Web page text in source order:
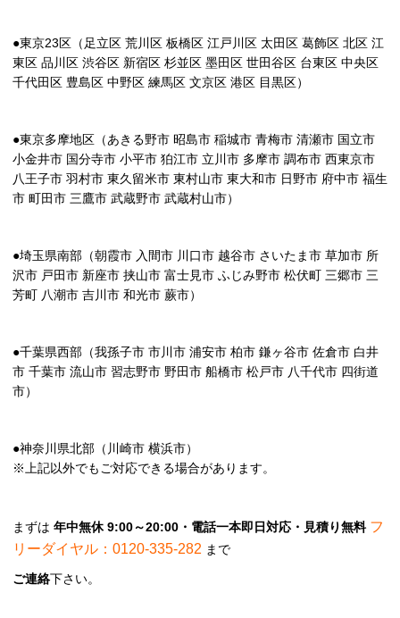
●東京23区（足立区 荒川区 板橋区 江戸川区 太田区 葛飾区 北区 江
東区 品川区 渋谷区 新宿区 杉並区 墨田区 世田谷区 台東区 中央区
千代田区 豊島区 中野区 練馬区 文京区 港区 目黒区）
●東京多摩地区（あきる野市 昭島市 稲城市 青梅市 清瀬市 国立市
小金井市 国分寺市 小平市 狛江市 立川市 多摩市 調布市 西東京市
八王子市 羽村市 東久留米市 東村山市 東大和市 日野市 府中市 福生
市 町田市 三鷹市 武蔵野市 武蔵村山市）
●埼玉県南部（朝霞市 入間市 川口市 越谷市 さいたま市 草加市 所
沢市 戸田市 新座市 挟山市 富士見市 ふじみ野市 松伏町 三郷市 三
芳町 八潮市 吉川市 和光市 蕨市）
●千葉県西部（我孫子市 市川市 浦安市 柏市 鎌ヶ谷市 佐倉市 白井
市 千葉市 流山市 習志野市 野田市 船橋市 松戸市 八千代市 四街道
市）
●神奈川県北部（川崎市 横浜市）
※上記以外でもご対応できる場合があります。
まずは 年中無休 9:00～20:00・電話一本即日対応・見積り無料 フ
リーダイヤル：0120-335-282 まで
ご連絡下さい。